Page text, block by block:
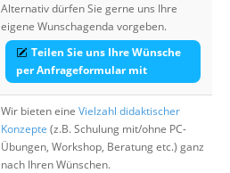
Alternativ dürfen Sie gerne uns Ihre
eigene Wunschagenda vorgeben.
Teilen Sie uns Ihre Wünsche
per Anfrageformular mit
Wir bieten eine Vielzahl didaktischer
Konzepte (z.B. Schulung mit/ohne PC-
Übungen, Workshop, Beratung etc.) ganz
nach Ihren Wünschen.